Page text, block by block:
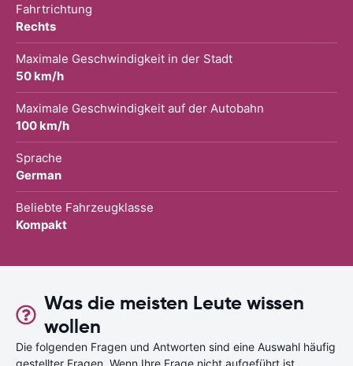
Fahrtrichtung
Rechts
Maximale Geschwindigkeit in der Stadt
50 km/h
Maximale Geschwindigkeit auf der Autobahn
100 km/h
Sprache
German
Beliebte Fahrzeugklasse
Kompakt
Was die meisten Leute wissen
wollen
Die folgenden Fragen und Antworten sind eine Auswahl häufig
gestellter Fragen. Wenn Ihre Frage nicht aufgeführt ist,